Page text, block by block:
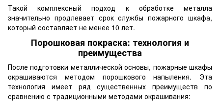
Такой комплексный подход к обработке металла
значительно продлевает срок службы пожарного шкафа,
который составляет не менее 10 лет.
Порошковая покраска: технология и
преимущества
После подготовки металлической основы, пожарные шкафы
окрашиваются методом порошкового напыления. Эта
технология имеет ряд существенных преимуществ по
сравнению с традиционными методами окрашивания: